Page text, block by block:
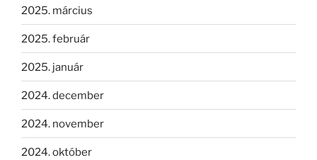
2025. március
2025. február
2025. január
2024. december
2024. november
2024. október